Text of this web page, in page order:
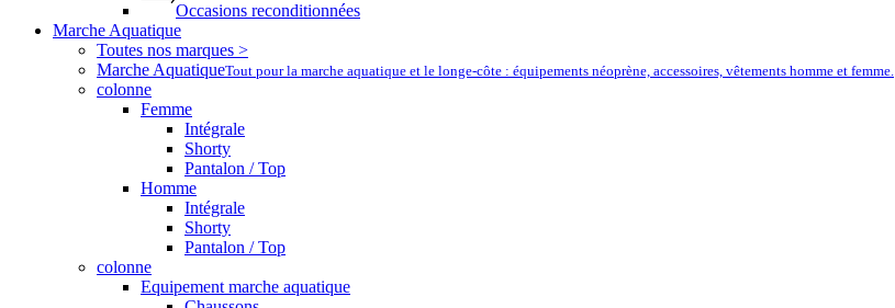
Occasions reconditionnées
Marche Aquatique
Toutes nos marques >
Marche AquatiqueTout pour la marche aquatique et le longe-côte : équipements néoprène, accessoires, vêtements homme et femme.
colonne
Femme
Intégrale
Shorty
Pantalon / Top
Homme
Intégrale
Shorty
Pantalon / Top
colonne
Equipement marche aquatique